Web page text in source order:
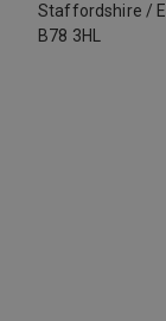
Staffordshire /
B78 3HL